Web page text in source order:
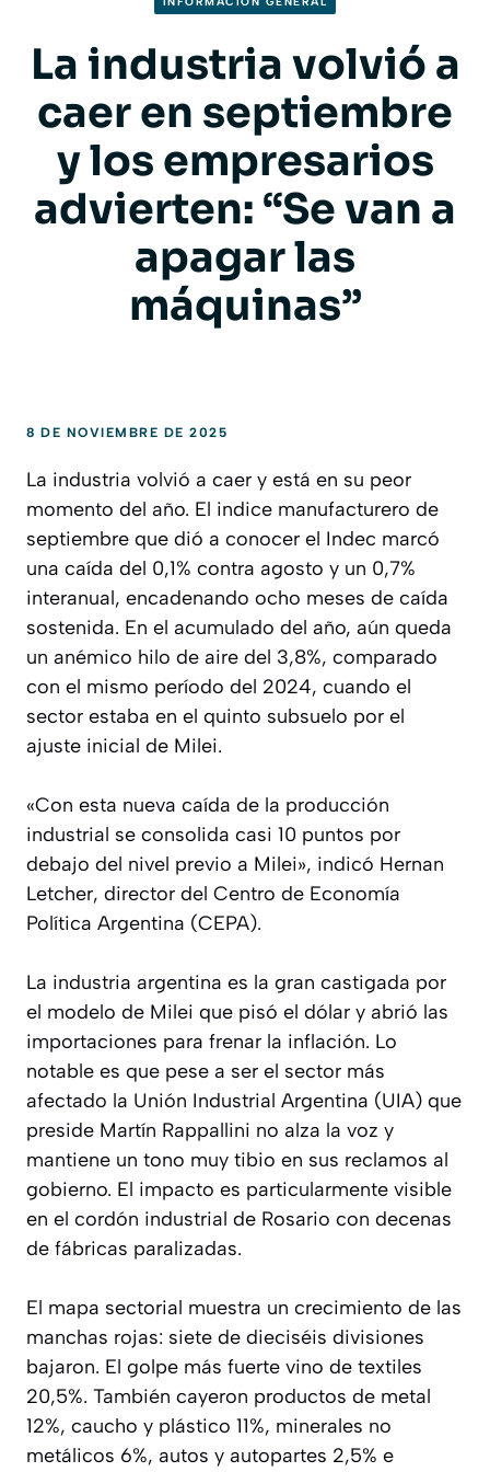
La industria volvió a
caer en septiembre
y los empresarios
advierten: “Se van a
apagar las
máquinas”
8 DE NOVIEMBRE DE 2025
La industria volvió a caer y está en su peor
momento del año. El indice manufacturero de
septiembre que dió a conocer el Indec marcó
una caída del 0,1% contra agosto y un 0,7%
interanual, encadenando ocho meses de caída
sostenida. En el acumulado del año, aún queda
un anémico hilo de aire del 3,8%, comparado
con el mismo período del 2024, cuando el
sector estaba en el quinto subsuelo por el
ajuste inicial de Milei.
«Con esta nueva caída de la producción
industrial se consolida casi 10 puntos por
debajo del nivel previo a Milei», indicó Hernan
Letcher, director del Centro de Economía
Política Argentina (CEPA).
La industria argentina es la gran castigada por
el modelo de Milei que pisó el dólar y abrió las
importaciones para frenar la inflación. Lo
notable es que pese a ser el sector más
afectado la Unión Industrial Argentina (UIA) que
preside Martín Rappallini no alza la voz y
mantiene un tono muy tibio en sus reclamos al
gobierno. El impacto es particularmente visible
en el cordón industrial de Rosario con decenas
de fábricas paralizadas.
El mapa sectorial muestra un crecimiento de las
manchas rojas: siete de dieciséis divisiones
bajaron. El golpe más fuerte vino de textiles
20,5%. También cayeron productos de metal
12%, caucho y plástico 11%, minerales no
metálicos 6%, autos y autopartes 2,5% e